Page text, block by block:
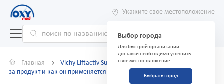
Укажите свое местоположение
Выбор города
Для быстрой организации
доставки необходимо уточнить
свое местоположение
Выбрать город
Главная
Vichy Liftactiv Supreme Vitamin C сыворотка: что это
за продукт и как он применяется